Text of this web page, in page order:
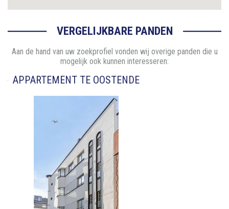
VERGELIJKBARE PANDEN
Aan de hand van uw zoekprofiel vonden wij overige panden die u
mogelijk ook kunnen interesseren:
APPARTEMENT TE OOSTENDE